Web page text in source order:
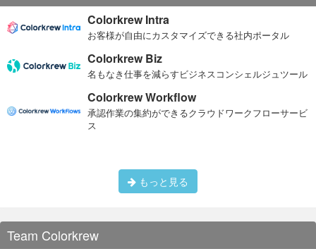
Colorkrew Intra
お客様が自由にカスタマイズできる社内ポータル
Colorkrew Biz
名もなき仕事を減らすビジネスコンシェルジュツール
Colorkrew Workflow
承認作業の集約ができるクラウドワークフローサービ
ス
もっと見る
Team Colorkrew